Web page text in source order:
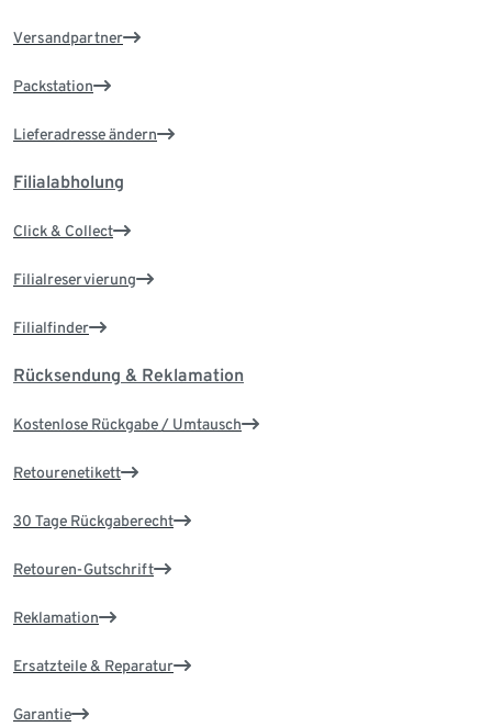
Versandpartner
Packstation
Lieferadresse ändern
Filialabholung
Click & Collect
Filialreservierung
Filialfinder
Rücksendung & Reklamation
Kostenlose Rückgabe / Umtausch
Retourenetikett
30 Tage Rückgaberecht
Retouren-Gutschrift
Reklamation
Ersatzteile & Reparatur
Garantie